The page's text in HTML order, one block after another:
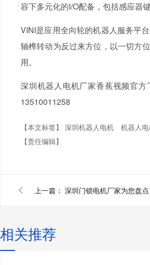
容下多元化的I/O配备，包括感应器键
VINI是应用全向轮的机器人服务平台
轴榫转动为反过来方位，以一切
用。
深圳机器人电机厂家香蕉视频官方
13510011258
【本文标签】 深圳机器人电机
机器人
【责任编辑】
上一篇：
相关推荐